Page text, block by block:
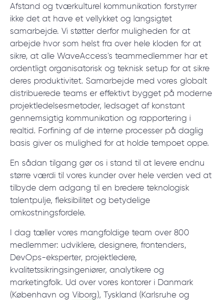
Afstand og tværkulturel kommunikation forstyrrer
ikke det at have et vellykket og langsigtet
samarbejde. Vi støtter derfor muligheden for at
arbejde hvor som helst fra over hele kloden for at
sikre, at alle WaveAccess's teammedlemmer har et
ordentligt organisatorisk og teknisk setup for at sikre
deres produktivitet. Samarbejde med vores globalt
distribuerede teams er effektivt bygget på moderne
projektledelsesmetoder, ledsaget af konstant
gennemsigtig kommunikation og rapportering i
realtid. Forfining af de interne processer på daglig
basis giver os mulighed for at holde tempoet oppe.
En sådan tilgang gør os i stand til at levere endnu
større værdi til vores kunder over hele verden ved at
tilbyde dem adgang til en bredere teknologisk
talentpulje, fleksibilitet og betydelige
omkostningsfordele.
I dag tæller vores mangfoldige team over 800
medlemmer: udviklere, designere, frontenders,
DevOps-eksperter, projektledere,
kvalitetssikringsingeniører, analytikere og
marketingfolk. Ud over vores kontorer i Danmark
(København og Viborg), Tyskland (Karlsruhe og
հայերեն
English (UK)
Deutsch
Dansk
English
Privatlivspolitik
Cookiedeklaration